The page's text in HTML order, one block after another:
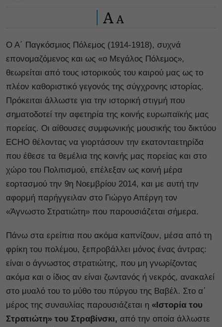
A A
Ο Α΄ Παγκόσμιος Πόλεμος (1914-1918), συχνά
επονομαζόμενος και ως «ο Μεγάλος Πόλεμος»,
θεωρείται από τους ιστορικούς του καιρού μας ως το
πλέον καθοριστικό γεγονός της σύγχρονης ιστορίας.
Πρόκειται άλλωστε για την ιστορική στιγμή που
σηματοδοτεί την αφετηρία της κοινής ευρωπαϊκής μας
πορείας. Οι αίθουσες συμφωνικής μουσικής του δικτύου
ECHO θέλοντας να γιορτάσουν την εκατονταετηρίδα
που έθεσε τα θεμέλια της κοινής μας πορείας και στο
χώρο του Πολιτισμού, επέλεξαν ως κοινή μέρα
εορτασμού την 9η Νοεμβρίου 2014, και με αυτή την
αφορμή παρήγγειλαν στο Γιώργο Απέργη τον
«Άγνωστο Στρατιώτη» που παρουσιάζεται σήμερα.
Πάνω στα ερείπια που ακόμα καπνίζουν, μέσα από τη
φρίκη του πολέμου, ξεπροβάλλει μόνος ένας άντρας:
είναι ο άγνωστος στρατιώτης, που μη γνωρίζοντας
ακόμα και ο ίδιος αν είναι ζωντανός ή νεκρός, ανακαλεί
στο μυαλό του το μύθο του πύργου της Βαβέλ. Στο α΄
μέρος της συναυλίας παρουσιάζεται η «Ιστορία του
Στρατιώτη» του Στραβίνσκι, από την οποία άλλωστε